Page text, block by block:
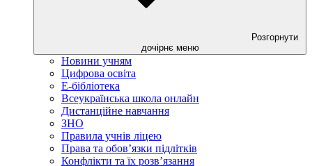
Розгорнути
дочірнє меню
Новини учням
Цифрова освіта
E-бібліотека
Всеукраїнська школа онлайн
Дистанційне навчання
ЗНО
Правила учнів ліцею
Права та обов’язки підлітків
Конфлікти та їх розв’язання